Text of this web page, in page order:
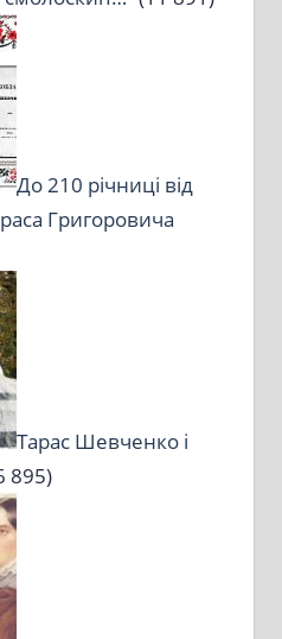
До 210 річниці від
Григоровича
Тарас Шевченко і
895)